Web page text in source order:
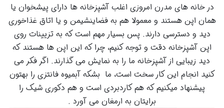
در خانه های مدرن امروزی اغلب آشپزخانه ها دارای پیشخوان یا
همان اپن هستند و معمولا هم به فضاینشیمن و یا اتاق غذاخوری
دید و دسترسی دارند. پس بسیار مهم است که به تزیینات روی
اپن آشپزخانه دقت و توجه کنیم، چرا که این اپن ها هستند که
دید زیبایی از آشپزخانه ما را به نمایش می گذارند. اگر فکر می
کنید انجام این کار سخت است، ما بشکه آبمیوه فانتزی را بهتون
پیشنهاد میکنیم که هم کاردبردی است و هم دکوری شیک را
برایتان به ارمغان می آورد .